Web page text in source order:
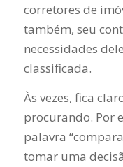
corretores de
também, seu
necessidades
classificada.
Às vezes, fica
procurando. Por
palavra
tomar uma